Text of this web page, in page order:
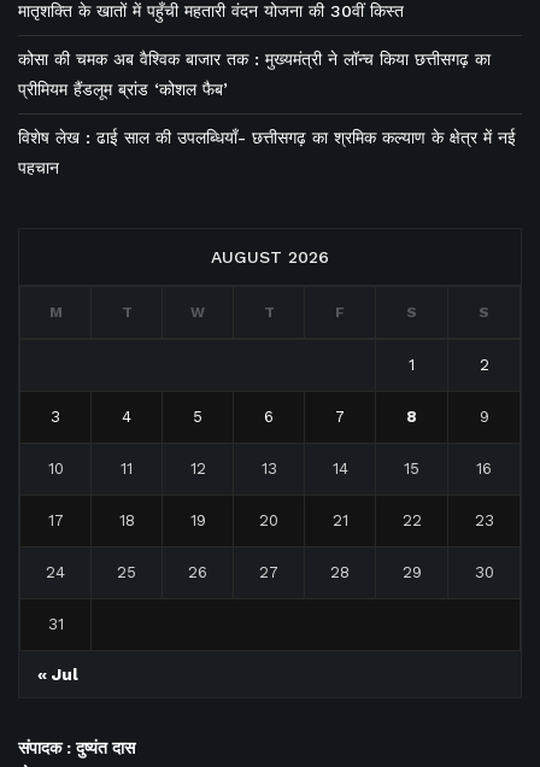
मातृशक्ति के खातों में पहुँची महतारी वंदन योजना की 30वीं किस्त
कोसा की चमक अब वैश्विक बाजार तक : मुख्यमंत्री ने लॉन्च किया छत्तीसगढ़ का
प्रीमियम हैंडलूम ब्रांड ‘कोशल फैब’
विशेष लेख : ढाई साल की उपलब्धियाँ- छत्तीसगढ़ का श्रमिक कल्याण के क्षेत्र में नई
पहचान
AUGUST 2026
M T W T F S S
1 2
3 4 5 6 7 8 9
10 11 12 13 14 15 16
17 18 19 20 21 22 23
24 25 26 27 28 29 30
31
« Jul
संपादक : दुष्यंत दास